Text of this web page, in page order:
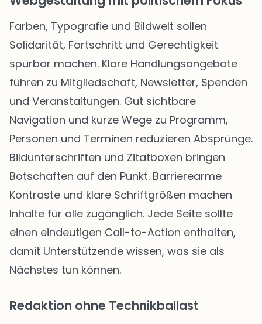
Farben, Typografie und Bildwelt sollen
Solidarität, Fortschritt und Gerechtigkeit
spürbar machen. Klare Handlungsangebote
führen zu Mitgliedschaft, Newsletter, Spenden
und Veranstaltungen. Gut sichtbare
Navigation und kurze Wege zu Programm,
Personen und Terminen reduzieren Absprünge.
Bildunterschriften und Zitatboxen bringen
Botschaften auf den Punkt. Barrierearme
Kontraste und klare Schriftgrößen machen
Inhalte für alle zugänglich. Jede Seite sollte
einen eindeutigen Call-to-Action enthalten,
damit Unterstützende wissen, was sie als
Nächstes tun können.
Redaktion ohne Technikballast